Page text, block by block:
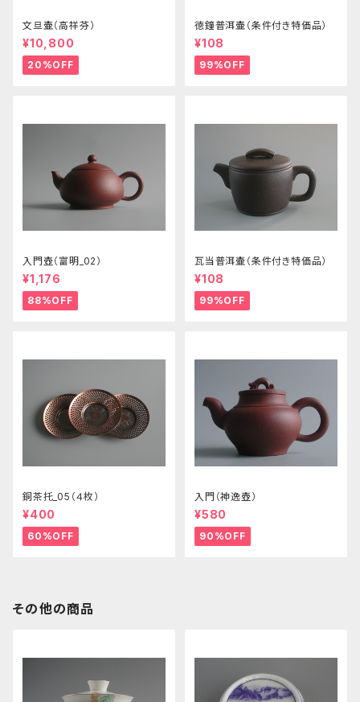
文旦壷（高祥芬）
¥10,800
20%OFF
徳鐘普洱壷（条件付き特価品）
¥108
99%OFF
入門壺（富明_02）
¥1,176
88%OFF
瓦当普洱壷（条件付き特価品）
¥108
99%OFF
銅茶托_05（４枚）
¥400
60%OFF
入門（神逸壺）
¥580
90%OFF
その他の商品